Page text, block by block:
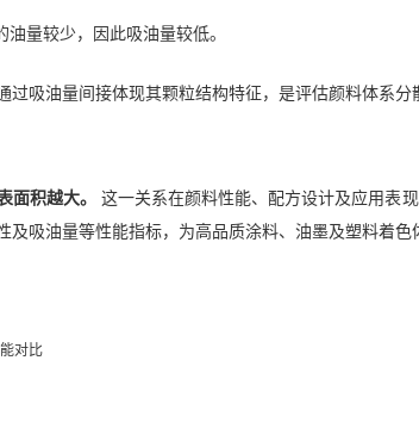
量较少，因此吸油量较低。
吸油量间接体现其颗粒结构特征，是评估颜料体系分
面积越大。
这一关系在颜料性能、配方设计及应用表
吸油量等性能指标，为高品质涂料、油墨及塑料着色
对比